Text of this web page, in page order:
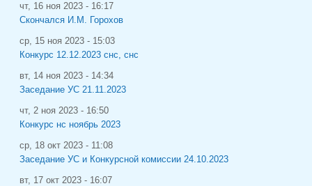
чт, 16 ноя 2023 - 16:17
Скончался И.М. Горохов
ср, 15 ноя 2023 - 15:03
Конкурс 12.12.2023 снс, снс
вт, 14 ноя 2023 - 14:34
Заседание УС 21.11.2023
чт, 2 ноя 2023 - 16:50
Конкурс нс ноябрь 2023
ср, 18 окт 2023 - 11:08
Заседание УС и Конкурсной комиссии 24.10.2023
вт, 17 окт 2023 - 16:07